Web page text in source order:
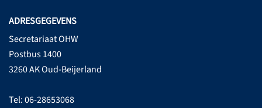
ADRESGEGEVENS
Secretariaat OHW
Postbus 1400
3260 AK Oud-Beijerland
Tel: 06-28653068